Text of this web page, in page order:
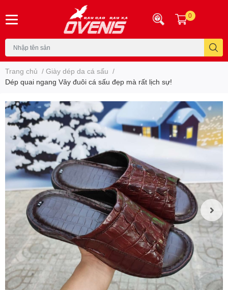
0
Trang chủ / Giày dép da cá sấu /
Dép quai ngang Vây đuôi cá sấu đẹp mà rất lịch sự!